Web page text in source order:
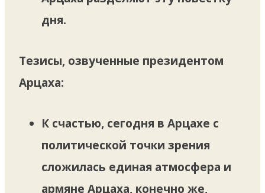
дня.
Тезисы, озвученные президентом
Арцаха:
К счастью, сегодня в Арцахе с
политической точки зрения
сложилась единая атмосфера и
армяне Арцаха, конечно же,